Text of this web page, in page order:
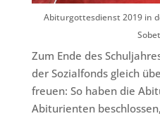
Abiturgottesdienst 2019 in
Zum Ende des
der Sozialfonds gleich
freuen: So haben die
Abiturienten